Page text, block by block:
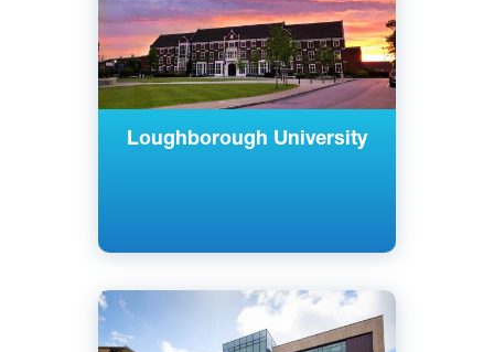
Loughborough University
Английский
Бат, Великобритания
Государственный